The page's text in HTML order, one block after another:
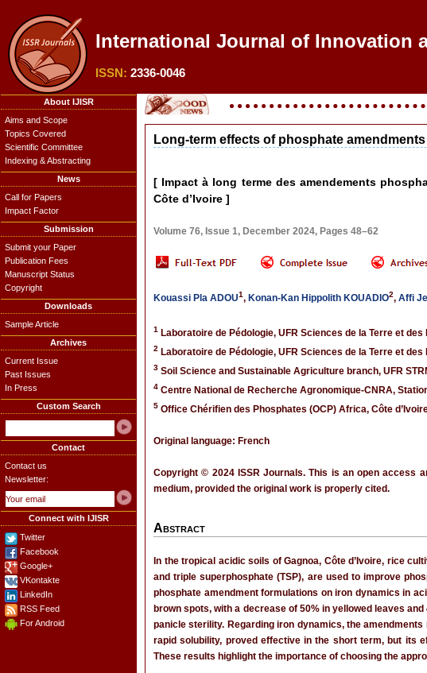
International Journal of Innovation
ISSN: 2336-0046
About IJISR
Aims and Scope
Topics Covered
Scientific Committee
Indexing & Abstracting
News
Call for Papers
Impact Factor
Submission
Submit your Paper
Publication Fees
Manuscript Status
Copyright
Downloads
Sample Article
Archives
Current Issue
Past Issues
In Press
Custom Search
Contact
Contact us
Newsletter:
Connect with IJISR
Twitter
Facebook
Google+
VKontakte
LinkedIn
RSS Feed
For Android
Long-term effects of phosphate
[ Impact à long terme des amendements
Côte d’Ivoire ]
Volume 76, Issue 1, December 2024, Pages 48–62
Kouassi Pla ADOU1, Konan-Kan Hippolith KOUADIO2, Affi
1 Laboratoire de Pédologie, UFR Sciences de la Terre et
2 Laboratoire de Pédologie, UFR Sciences de la Terre et
3 Soil Science and Sustainable Agriculture branch, UFR
4 Centre National de Recherche Agronomique-CNRA,
5 Office Chérifien des Phosphates (OCP) Africa, Côte
Original language: French
Copyright © 2024 ISSR Journals. This is an open access
medium, provided the original work is properly cited.
Abstract
In the tropical acidic soils of Gagnoa, Côte d’Ivoire, rice
and triple superphosphate (TSP), are used to improve
phosphate amendment formulations on iron dynamics in
brown spots, with a decrease of 50% in yellowed leaves
panicle sterility. Regarding iron dynamics, the
rapid solubility, proved effective in the short term, but its
These results highlight the importance of choosing the